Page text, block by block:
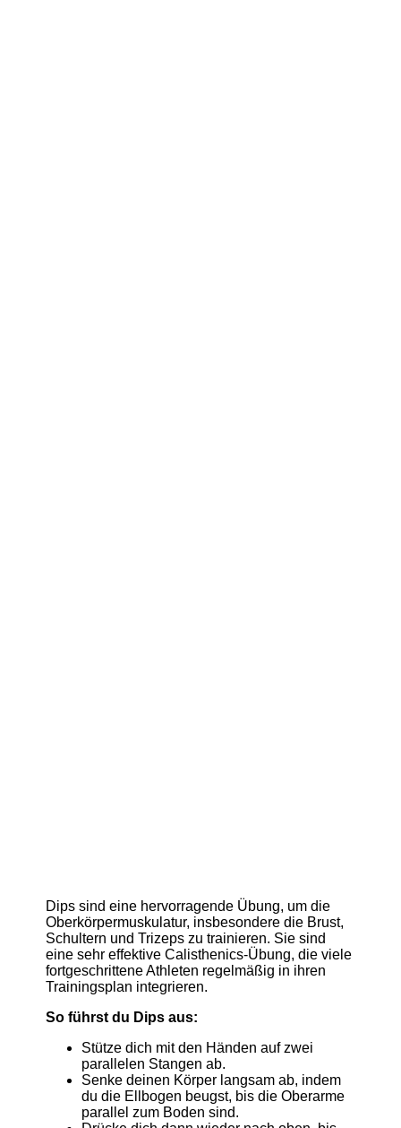
Dips sind eine hervorragende Übung, um die
Oberkörpermuskulatur, insbesondere die Brust,
Schultern und Trizeps zu trainieren. Sie sind
eine sehr effektive Calisthenics-Übung, die viele
fortgeschrittene Athleten regelmäßig in ihren
Trainingsplan integrieren.
So führst du Dips aus:
Stütze dich mit den Händen auf zwei
parallelen Stangen ab.
Senke deinen Körper langsam ab, indem
du die Ellbogen beugst, bis die Oberarme
parallel zum Boden sind.